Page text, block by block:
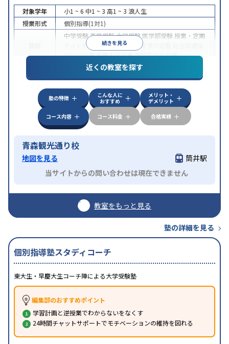
続きを見る
対象学年 小1 ~ 6 中1 ~ 3 高1 ~ 3 浪人生
授業形式
個別指導(1対1)
中学受験高校受験大学受験 医学部受験 授業・定期
テスト対策
内申点対策 学習習慣の定着
(旧AO)対策推薦入試対策学校別特化対策
中高一貫校生に対応授業の振替可能
1科目から受講可能季節講習のみの受講可
近くの教室を探す
塾の特徴
こんな人に
おすすめ
メリット・
デメリット
コース内容
コース料金 合格実績
青森観光通り校
地図を見る
筒井駅
当サイトからの問い合わせは現在できません
教室をもっと見る
塾の詳細を見る
個別指導塾スタディコーチ
東大生・早慶大生コーチ陣による大学受験塾
編集部のおすすめポイント
学習計画と逆授業でわからないをなくす
24時間チャットサポートでモチベーションの維持を図れる